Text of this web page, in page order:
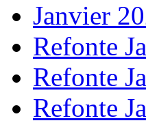
Janvier
Refonte
Refonte
Refonte